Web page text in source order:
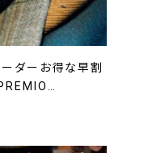
ーダーお得な早割